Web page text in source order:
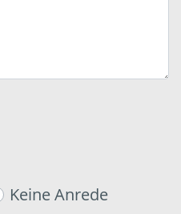
Keine Anrede